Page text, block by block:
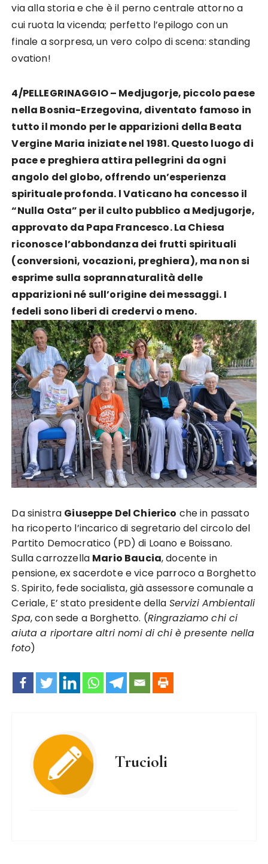
via alla storia e che è il perno centrale attorno a
cui ruota la vicenda; perfetto l’epilogo con un
finale a sorpresa, un vero colpo di scena: standing
ovation!
4/PELLEGRINAGGIO – Medjugorje, piccolo paese
nella Bosnia-Erzegovina, diventato famoso in
tutto il mondo per le apparizioni della Beata
Vergine Maria iniziate nel 1981. Questo luogo di
pace e preghiera attira pellegrini da ogni
angolo del globo, offrendo un’esperienza
spirituale profonda. l Vaticano ha concesso il
“Nulla Osta” per il culto pubblico a Medjugorje,
approvato da Papa Francesco. La Chiesa
riconosce l’abbondanza dei frutti spirituali
(conversioni, vocazioni, preghiera), ma non si
esprime sulla soprannaturalità delle
apparizioni né sull’origine dei messaggi. I
fedeli sono liberi di credervi o meno.
Da sinistra Giuseppe Del Chierico che in passato
ha ricoperto l’incarico di segretario del circolo del
Partito Democratico (PD) di Loano e Boissano.
Sulla carrozzella Mario Baucia, docente in
pensione, ex sacerdote e vice parroco a Borghetto
S. Spirito, fede socialista, già assessore comunale a
Ceriale, E’ stato presidente della Servizi Ambientali
Spa, con sede a Borghetto. (Ringraziamo chi ci
aiuta a riportare altri nomi di chi è presente nella
foto)
Trucioli